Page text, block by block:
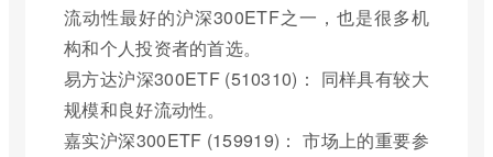
流动性最好的沪深300ETF之一，也是很多机
构和个人投资者的首选。
易方达沪深300ETF (510310)： 同样具有较大
规模和良好流动性。
嘉实沪深300ETF (159919)： 市场上的重要参